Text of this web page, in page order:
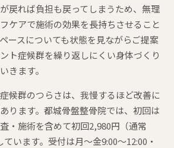
戻れば負担も戻ってしまうため、無理
ケアで施術の効果を長持ちさせること
ースについても状態を見ながらご提案
ト症候群を繰り返しにくい身体づくり
きます。
候群のつらさは、我慢するほど改善に
ります。都城骨盤整骨院では、初回は
・施術を含めて初回2,980円（通常
います。受付は月〜金9:00〜12:00・